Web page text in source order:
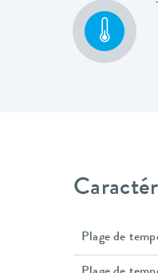
Plage de